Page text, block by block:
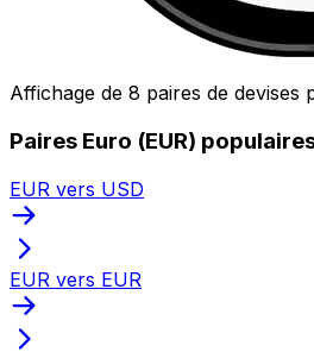
Affichage de 8 paires de devises
Paires Euro (EUR)
EUR vers USD
EUR vers EUR